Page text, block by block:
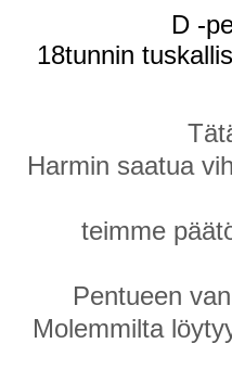
D -
18tunnin
Harmin saatua
teimme
Pentueen
Molemmilta